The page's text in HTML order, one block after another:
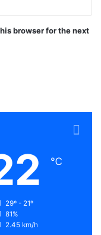
browser for the next
℃
29º - 21º
81%
2.45 km/h